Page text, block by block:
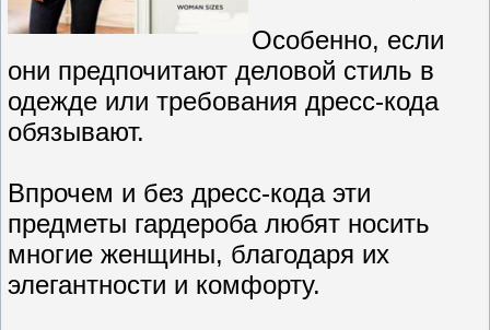
Особенно, если
они предпочитают деловой стиль в
одежде или требования дресс-кода
обязывают.
Впрочем и без дресс-кода эти
предметы гардероба любят носить
многие женщины, благодаря их
элегантности и комфорту.